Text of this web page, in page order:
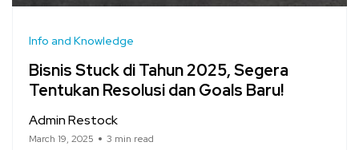
Info and Knowledge
Bisnis Stuck di Tahun 2025, Segera
Tentukan Resolusi dan Goals Baru!
Admin Restock
March 19, 2025 3 min read